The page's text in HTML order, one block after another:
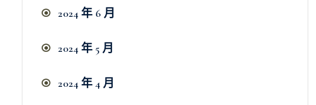
2024 年 6 月
2024 年 5 月
2024 年 4 月